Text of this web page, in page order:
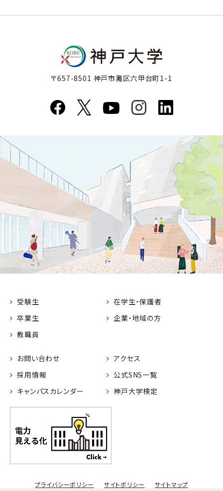
〒657-8501 神戸市灘区六甲台町1-1
受験生
在学生・保護者
卒業生
企業・地域の方
教職員
お問い合わせ
アクセス
採用情報
公式SNS一覧
キャンパスカレンダー
神戸大学検定
プライバシーポリシー サイトポリシー サイトマップ